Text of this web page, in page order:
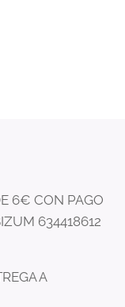
6€ CON PAGO
634418612
A